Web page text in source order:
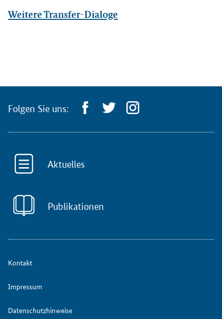
Weitere Transfer-Dialoge
Folgen Sie uns:
Aktuelles
Publikationen
Kontakt
Impressum
Datenschutzhinweise